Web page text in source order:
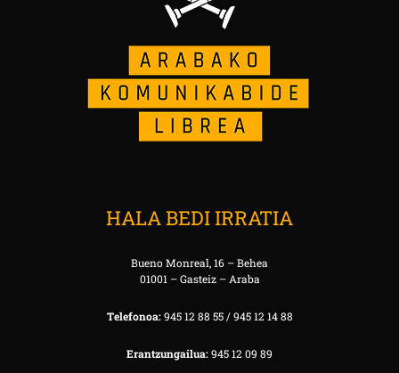
HALA BEDI IRRATIA
Bueno Monreal, 16 – Behea
01001 – Gasteiz – Araba
Telefonoa:945 12 88 55 / 945 12 14 88
Erantzungailua:945 12 09 89